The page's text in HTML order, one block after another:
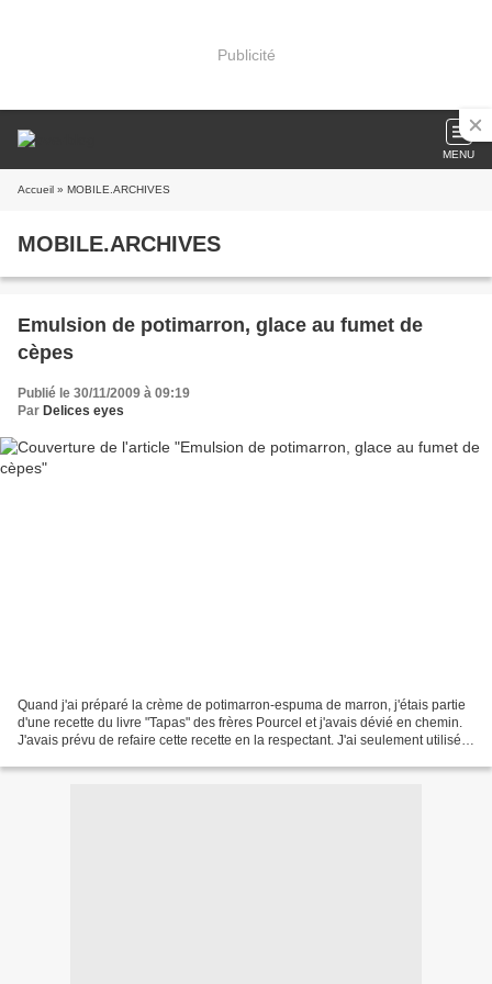
Publicité
MENU
Accueil » MOBILE.ARCHIVES
MOBILE.ARCHIVES
Emulsion de potimarron, glace au fumet de
cèpes
Publié le 30/11/2009 à 09:19
Par Delices eyes
Quand j'ai préparé la crème de potimarron-espuma de marron, j'étais partie
d'une recette du livre "Tapas" des frères Pourcel et j'avais dévié en chemin.
J'avais prévu de refaire cette recette en la respectant. J'ai seulement utilisés